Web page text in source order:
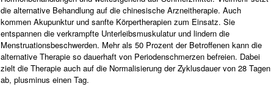
die alternative Behandlung auf die chinesische Arzneitherapie. Auch
kommen Akupunktur und sanfte Körpertherapien zum Einsatz. Sie
entspannen die verkrampfte Unterleibsmuskulatur und lindern die
Menstruationsbeschwerden. Mehr als 50 Prozent der Betroffenen kann die
alternative Therapie so dauerhaft von Periodenschmerzen befreien. Dabei
zielt die Therapie auch auf die Normalisierung der Zyklusdauer von 28 Tagen
ab, plusminus einen Tag.